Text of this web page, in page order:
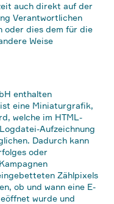
auch direkt auf der
Verantwortlichen
oder dies dem für die
Weise
enthalten
eine Miniaturgrafik,
welche im HTML-
Aufzeichnung
Dadurch kann
oder
Zählpixels
ob und wann eine E-
wurde und